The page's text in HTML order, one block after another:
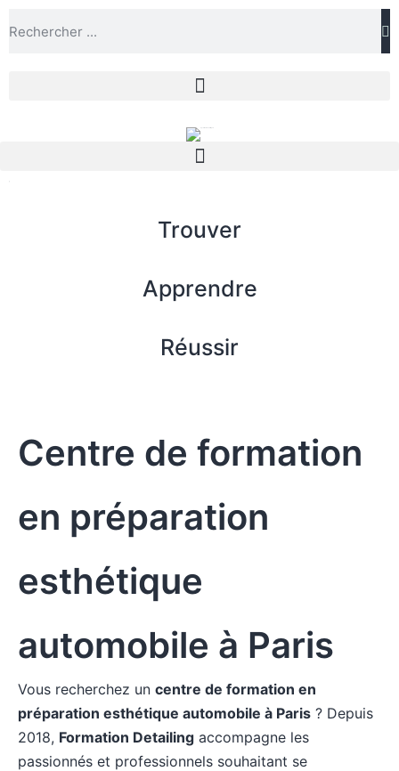
Trouver
Apprendre
Réussir
Centre de formation
en préparation
esthétique
automobile à Paris
Vous recherchez un centre de formation en
préparation esthétique automobile à Paris ? Depuis
2018, Formation Detailing accompagne les
passionnés et professionnels souhaitant se